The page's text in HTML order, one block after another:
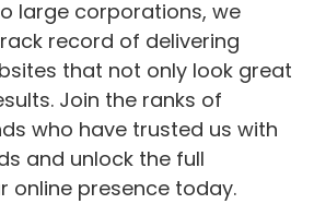
large corporations, we
record of delivering
that not only look great
Join the ranks of
who have trusted us with
and unlock the full
online presence today.